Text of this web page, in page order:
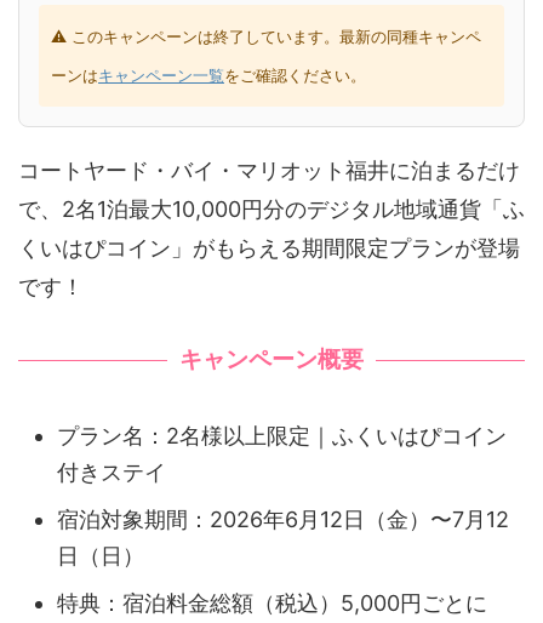
⚠ このキャンペーンは終了しています。最新の同種キャンペ
ーンはキャンペーン一覧をご確認ください。
コートヤード・バイ・マリオット福井に泊まるだけ
で、2名1泊最大10,000円分のデジタル地域通貨「ふ
くいはぴコイン」がもらえる期間限定プランが登場
です！
キャンペーン概要
プラン名：2名様以上限定｜ふくいはぴコイン
付きステイ
宿泊対象期間：2026年6月12日（金）〜7月12
日（日）
特典：宿泊料金総額（税込）5,000円ごとに